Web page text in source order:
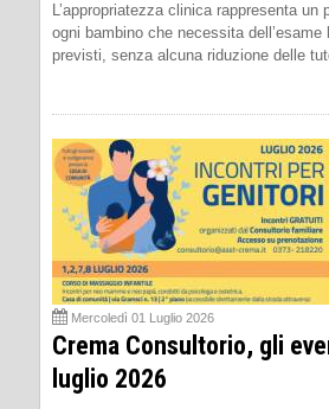
L’appropriatezza clinica rappresenta un
ogni bambino che necessita dell’esame
previsti, senza alcuna riduzione delle
Mercoledì 01 Luglio 2026
Crema Consultorio, gli
luglio 2026